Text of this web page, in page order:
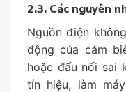
2.3. Các nguyên
Nguồn điện
động của cảm
hoặc đấu nối sai
tín hiệu, làm